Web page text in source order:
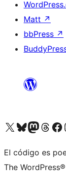
Matt ↗
bbPress ↗
Visita nuestra cuenta de X (anteriormente Twitter)
Visita nuestra cuenta de Bluesky
Visita nuestra cuenta
Visita nuestra
Visita
El código es
The